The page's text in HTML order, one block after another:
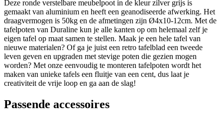
Deze ronde verstelbare meubelpoot in de kleur zilver grijs is
gemaakt van aluminium en heeft een geanodiseerde afwerking. Het
draagvermogen is 50kg en de afmetingen zijn Ø4x10-12cm. Met de
tafelpoten van Duraline kun je alle kanten op om helemaal zelf je
eigen tafel op maat samen te stellen. Maak je een hele tafel van
nieuwe materialen? Of ga je juist een retro tafelblad een tweede
leven geven en upgraden met stevige poten die gezien mogen
worden? Met onze eenvoudig te monteren tafelpoten wordt het
maken van unieke tafels een fluitje van een cent, dus laat je
creativiteit de vrije loop en ga aan de slag!
Passende accessoires